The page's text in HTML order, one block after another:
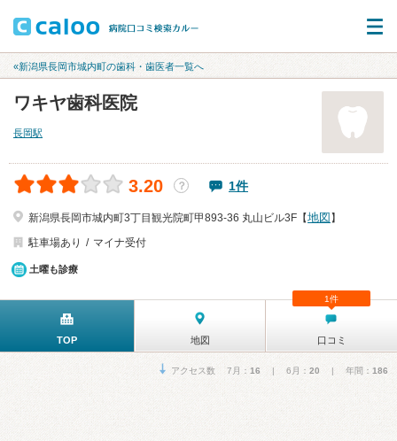
«新潟県長岡市城内町の歯科・歯医者一覧へ
ワキヤ歯科医院
長岡駅
3.20 ？ 1件
新潟県長岡市城内町3丁目観光院町甲893-36 丸山ビル3F【地図 】
駐車場あり
マイナ受付
土曜も診療
TOP 地図 口コミ
1件
アクセス数 7月： 16 | 6月： 20 | 年間： 186